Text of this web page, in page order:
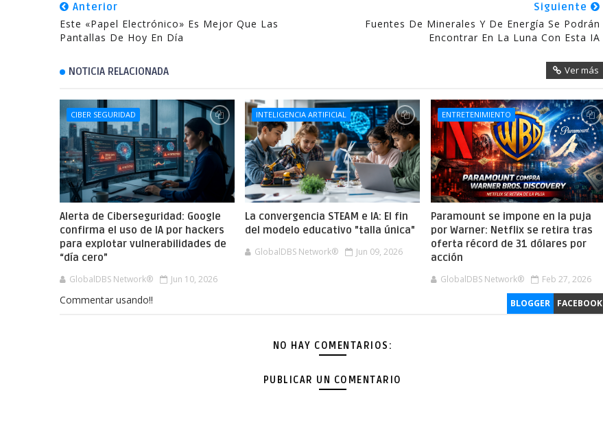
Anterior
Este «papel Electrónico» Es Mejor Que Las
Pantallas De Hoy En Día
Siguiente
Fuentes De Minerales Y De Energía Se Podrán
Encontrar En La Luna Con Esta IA
NOTICIA RELACIONADA Ver más
CIBER SEGURIDAD
Alerta de Ciberseguridad: Google
confirma el uso de IA por hackers
para explotar vulnerabilidades de
“día cero”
GlobalDBS Network® Jun 10, 2026
INTELIGENCIA ARTIFICIAL
La convergencia STEAM e IA: El fin
del modelo educativo "talla única"
GlobalDBS Network® Jun 09, 2026
ENTRETENIMIENTO
Paramount se impone en la puja
por Warner: Netflix se retira tras
oferta récord de 31 dólares por
acción
GlobalDBS Network® Feb 27, 2026
BLOGGER FACEBOOK
Commentar usando!!
NO HAY COMENTARIOS:
PUBLICAR UN COMENTARIO